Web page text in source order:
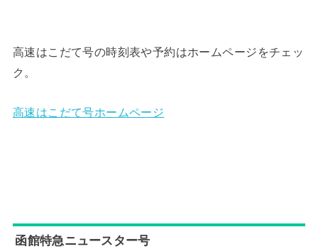
高速はこだて号の時刻表や予約はホームページをチェッ
ク。
高速はこだて号ホームページ
函館特急ニュースター号